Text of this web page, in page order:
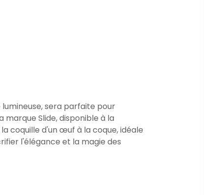
sera parfaite pour
Slide, disponible à la
coquille d'un œuf à la coque, idéale
l'élégance et la magie des